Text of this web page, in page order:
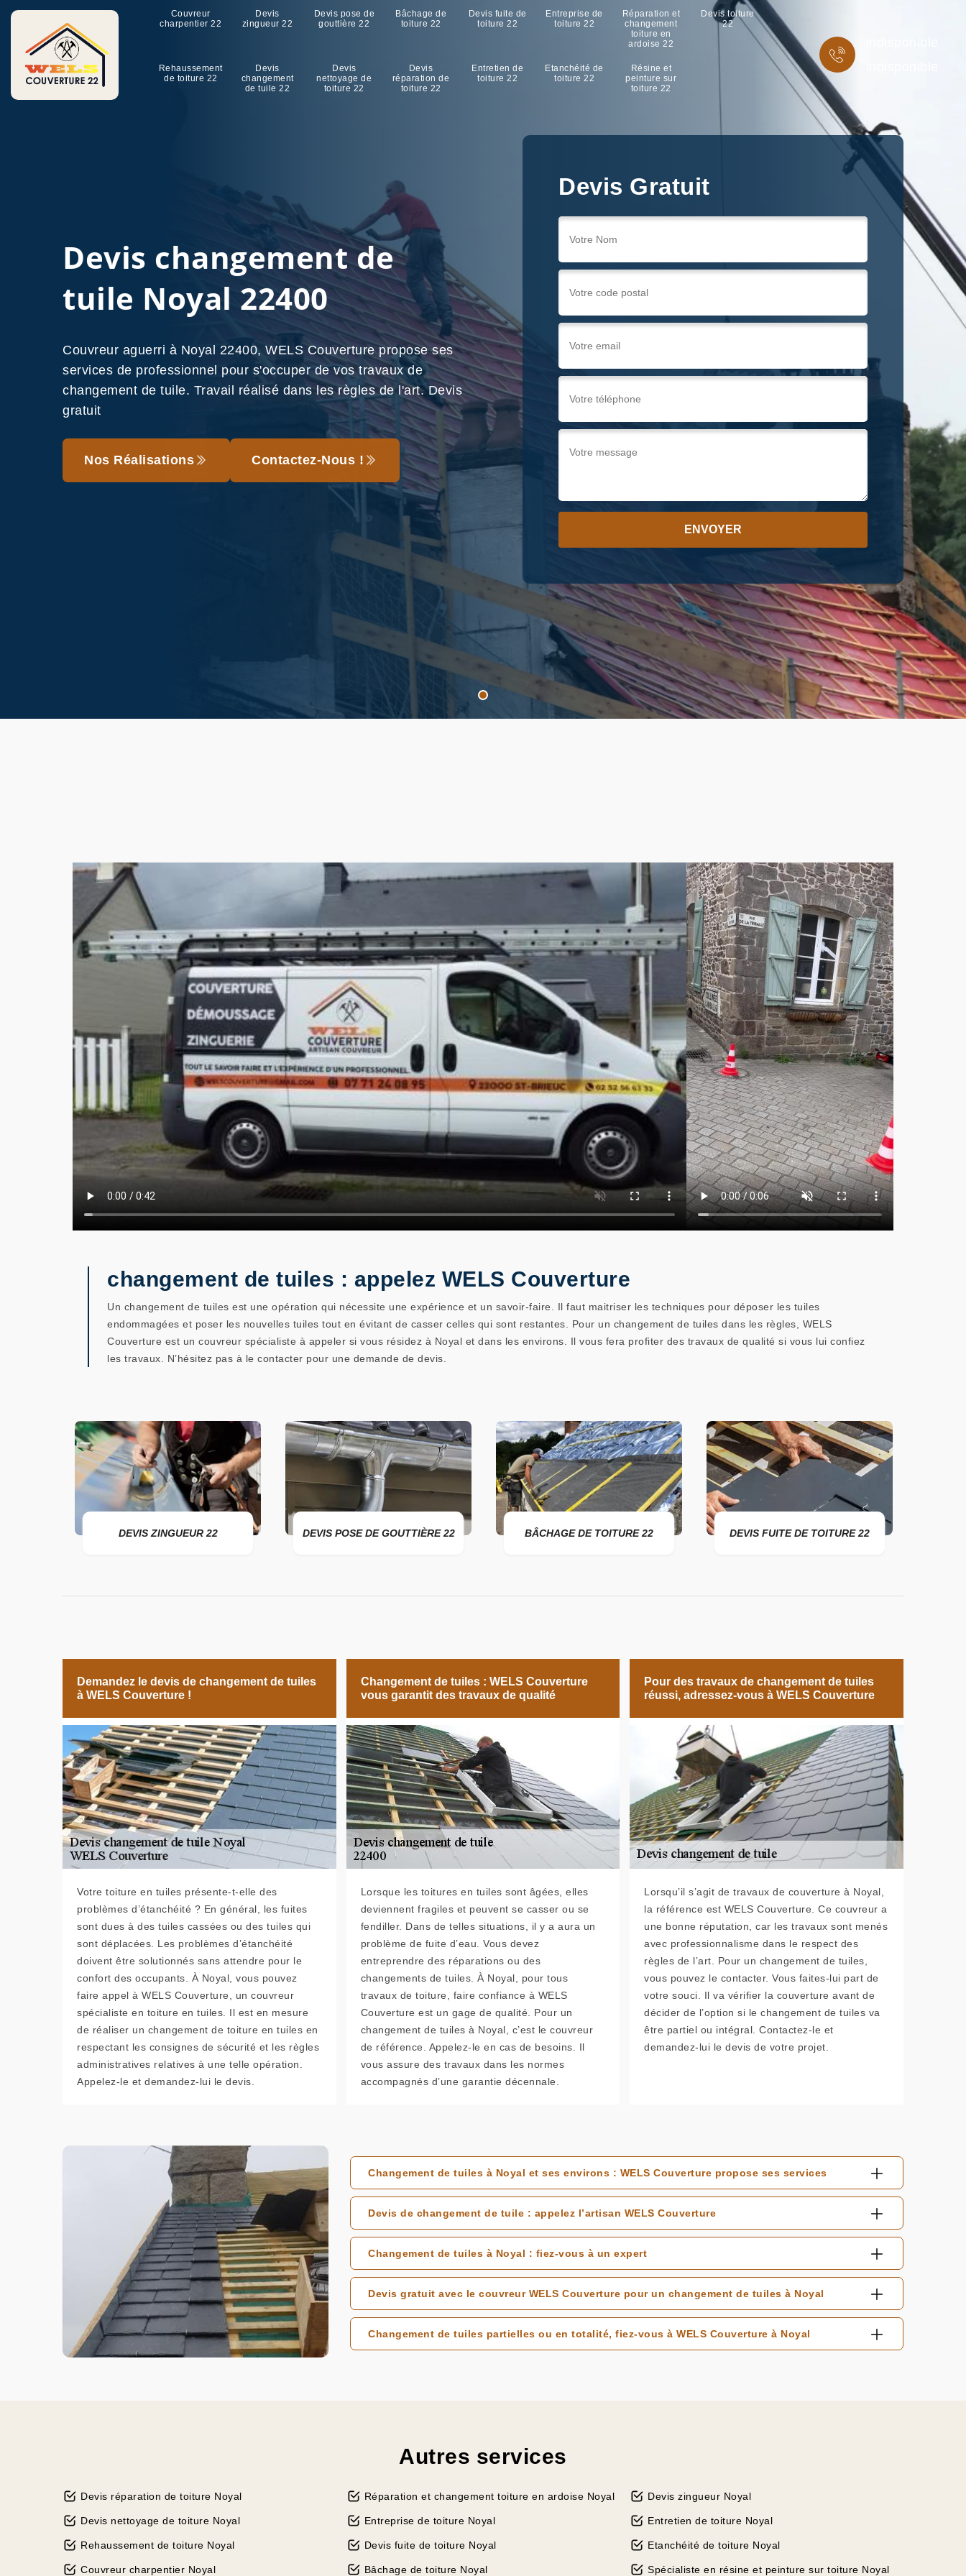
Couvreur
charpentier 22
Devis
zingueur 22
Devis pose de
gouttière 22
Bâchage de
toiture 22
Devis fuite de
toiture 22
Entreprise de
toiture 22
Réparation et
changement
toiture en
ardoise 22
Devis toiture
22
Rehaussement
de toiture 22
Devis
changement
de tuile 22
Devis
nettoyage de
toiture 22
Devis
réparation de
toiture 22
Entretien de
toiture 22
Etanchéité de
toiture 22
Résine et
peinture sur
toiture 22
Devis changement de
tuile Noyal 22400
Couvreur aguerri à Noyal 22400, WELS Couverture propose ses
services de professionnel pour s'occuper de vos travaux de
changement de tuile. Travail réalisé dans les règles de l'art. Devis
gratuit
Nos Réalisations Contactez-Nous !
Devis Gratuit
changement de tuiles : appelez WELS Couverture
Un changement de tuiles est une opération qui nécessite une expérience et un savoir-faire. Il faut maitriser les techniques pour déposer les tuiles
endommagées et poser les nouvelles tuiles tout en évitant de casser celles qui sont restantes. Pour un changement de tuiles dans les règles, WELS
Couverture est un couvreur spécialiste à appeler si vous résidez à Noyal et dans les environs. Il vous fera profiter des travaux de qualité si vous lui confiez
les travaux. N’hésitez pas à le contacter pour une demande de devis.
DEVIS ZINGUEUR 22 DEVIS POSE DE GOUTTIÈRE 22 BÂCHAGE DE TOITURE 22 DEVIS FUITE DE TOITURE 22
Demandez le devis de changement de tuiles
à WELS Couverture !
Votre toiture en tuiles présente-t-elle des
problèmes d’étanchéité ? En général, les fuites
sont dues à des tuiles cassées ou des tuiles qui
sont déplacées. Les problèmes d’étanchéité
doivent être solutionnés sans attendre pour le
confort des occupants. À Noyal, vous pouvez
faire appel à WELS Couverture, un couvreur
spécialiste en toiture en tuiles. Il est en mesure
de réaliser un changement de toiture en tuiles en
respectant les consignes de sécurité et les règles
administratives relatives à une telle opération.
Appelez-le et demandez-lui le devis.
Changement de tuiles : WELS Couverture
vous garantit des travaux de qualité
Lorsque les toitures en tuiles sont âgées, elles
deviennent fragiles et peuvent se casser ou se
fendiller. Dans de telles situations, il y a aura un
problème de fuite d’eau. Vous devez
entreprendre des réparations ou des
changements de tuiles. À Noyal, pour tous
travaux de toiture, faire confiance à WELS
Couverture est un gage de qualité. Pour un
changement de tuiles à Noyal, c’est le couvreur
de référence. Appelez-le en cas de besoins. Il
vous assure des travaux dans les normes
accompagnés d’une garantie décennale.
Pour des travaux de changement de tuiles
réussi, adressez-vous à WELS Couverture
Lorsqu’il s’agit de travaux de couverture à Noyal,
la référence est WELS Couverture. Ce couvreur a
une bonne réputation, car les travaux sont menés
avec professionnalisme dans le respect des
règles de l’art. Pour un changement de tuiles,
vous pouvez le contacter. Vous faites-lui part de
votre souci. Il va vérifier la couverture avant de
décider de l’option si le changement de tuiles va
être partiel ou intégral. Contactez-le et
demandez-lui le devis de votre projet.
Changement de tuiles à Noyal et ses environs : WELS Couverture propose ses services
Devis de changement de tuile : appelez l’artisan WELS Couverture
Changement de tuiles à Noyal : fiez-vous à un expert
Devis gratuit avec le couvreur WELS Couverture pour un changement de tuiles à Noyal
Changement de tuiles partielles ou en totalité, fiez-vous à WELS Couverture à Noyal
Autres services
Devis réparation de toiture Noyal
Devis nettoyage de toiture Noyal
Rehaussement de toiture Noyal
Couvreur charpentier Noyal
Réparation et changement toiture en ardoise Noyal
Entreprise de toiture Noyal
Devis fuite de toiture Noyal
Bâchage de toiture Noyal
Devis zingueur Noyal
Entretien de toiture Noyal
Etanchéité de toiture Noyal
Spécialiste en résine et peinture sur toiture Noyal